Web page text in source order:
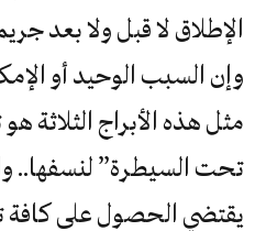
وإن السبب الوحيد أو
مثل هذه الأبراج الثلاثة
تحت السيطرة” لنسفها..
يقتضي الحصول على كافة